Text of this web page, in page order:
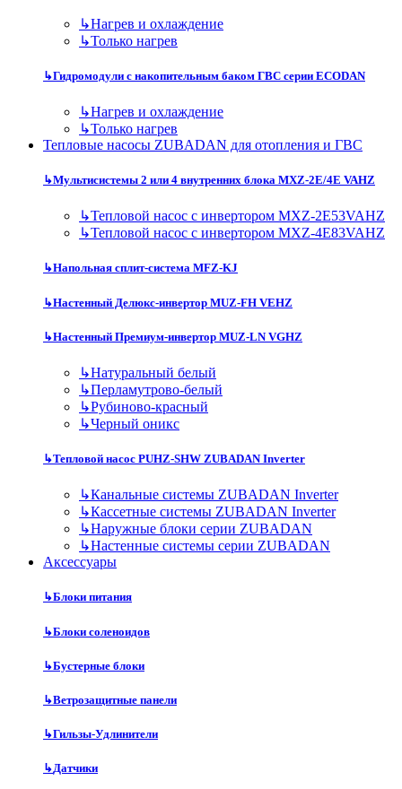
↳Нагрев и охлаждение
↳Только нагрев
↳Гидромодули с накопительным баком ГВС серии ECODAN
↳Нагрев и охлаждение
↳Только нагрев
Тепловые насосы ZUBADAN для отопления и ГВС
↳Мультисистемы 2 или 4 внутренних блока MXZ-2E/4E VAHZ
↳Тепловой насос с инвертором MXZ-2E53VAHZ
↳Тепловой насос с инвертором MXZ-4E83VAHZ
↳Напольная сплит-система MFZ-KJ
↳Настенный Делюкс-инвертор MUZ-FH VEHZ
↳Настенный Премиум-инвертор MUZ-LN VGHZ
↳Натуральный белый
↳Перламутрово-белый
↳Рубиново-красный
↳Черный оникс
↳Тепловой насос PUHZ-SHW ZUBADAN Inverter
↳Канальные системы ZUBADAN Inverter
↳Кассетные системы ZUBADAN Inverter
↳Наружные блоки серии ZUBADAN
↳Настенные системы серии ZUBADAN
Аксесcуары
↳Блоки питания
↳Блоки соленоидов
↳Бустерные блоки
↳Ветрозащитные панели
↳Гильзы-Удлинители
↳Датчики